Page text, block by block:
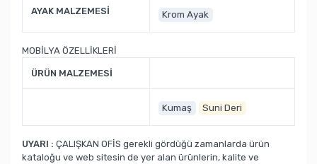
AYAK MALZEMESİ Krom Ayak
MOBİLYA ÖZELLİKLERİ
ÜRÜN MALZEMESİ
Kumaş Suni Deri
UYARI : ÇALIŞKAN OFİS gerekli gördüğü zamanlarda ürün
kataloğu ve web sitesin de yer alan ürünlerin, kalite ve